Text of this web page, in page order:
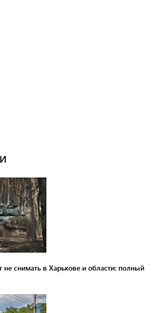
не снимать в Харькове и области: полный